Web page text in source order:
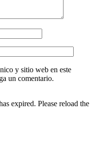
y sitio web en este
un comentario.
expired. Please reload the